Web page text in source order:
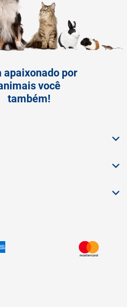
apaixonado por
você
também!